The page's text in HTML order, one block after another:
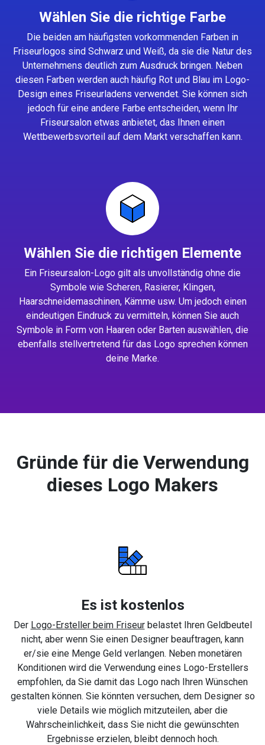
Wählen Sie die richtige Farbe
Die beiden am häufigsten vorkommenden Farben in
Friseurlogos sind Schwarz und Weiß, da sie die Natur des
Unternehmens deutlich zum Ausdruck bringen. Neben
diesen Farben werden auch häufig Rot und Blau im Logo-
Design eines Friseurladens verwendet. Sie können sich
jedoch für eine andere Farbe entscheiden, wenn Ihr
Friseursalon etwas anbietet, das Ihnen einen
Wettbewerbsvorteil auf dem Markt verschaffen kann.
Wählen Sie die richtigen Elemente
Ein Friseursalon-Logo gilt als unvollständig ohne die
Symbole wie Scheren, Rasierer, Klingen,
Haarschneidemaschinen, Kämme usw. Um jedoch einen
eindeutigen Eindruck zu vermitteln, können Sie auch
Symbole in Form von Haaren oder Barten auswählen, die
ebenfalls stellvertretend für das Logo sprechen können
deine Marke.
Gründe für die Verwendung
dieses Logo Makers
Es ist kostenlos
Der Logo-Ersteller beim Friseurbelastet Ihren Geldbeutel
nicht, aber wenn Sie einen Designer beauftragen, kann
er/sie eine Menge Geld verlangen. Neben monetären
Konditionen wird die Verwendung eines Logo-Erstellers
empfohlen, da Sie damit das Logo nach Ihren Wünschen
gestalten können. Sie könnten versuchen, dem Designer so
viele Details wie möglich mitzuteilen, aber die
Wahrscheinlichkeit, dass Sie nicht die gewünschten
Ergebnisse erzielen, bleibt dennoch hoch.